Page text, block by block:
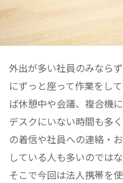
外出が多い社員のみなら
にずっと座って作業をし
ば休憩中や会議、複合機
デスクにいない時間も多
の着信や社員への連絡・
している人も多いのでは
そこで今回は法人携帯を